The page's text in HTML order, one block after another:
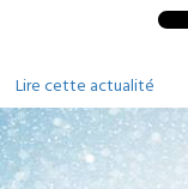
Lire cette actualité